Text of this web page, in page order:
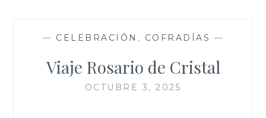
— CELEBRACIÓN , COFRADÍAS —
Viaje Rosario de Cristal
OCTUBRE 3, 2025